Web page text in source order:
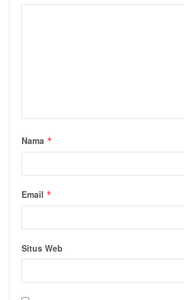
Nama *
Email *
Situs Web